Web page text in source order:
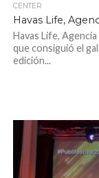
CENTER
Havas Life,
Havas Life,
que consiguió el
edición...